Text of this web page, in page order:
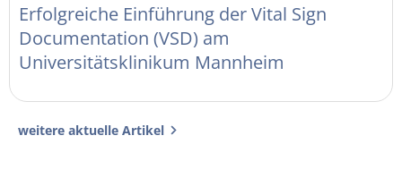
Erfolgreiche Einführung der Vital Sign
Documentation (VSD) am
Universitätsklinikum Mannheim
weitere aktuelle Artikel